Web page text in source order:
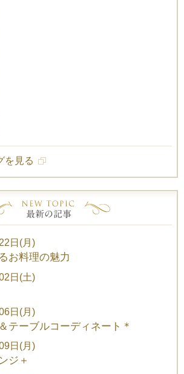
を見る
日(月)
お料理の魅力
日(土)
日(月)
テーブルコーディネート＊
日(月)
ジ＋